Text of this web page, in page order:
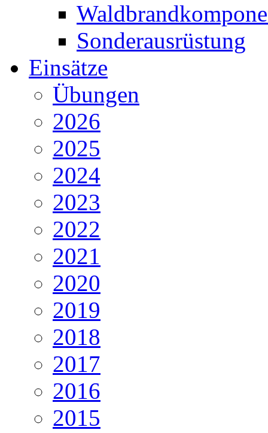
Sonderausrüstung
Einsätze
Übungen
2026
2025
2024
2023
2022
2021
2020
2019
2018
2017
2016
2015